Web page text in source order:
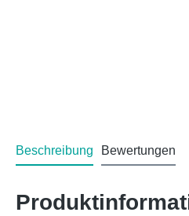
Beschreibung Bewertungen